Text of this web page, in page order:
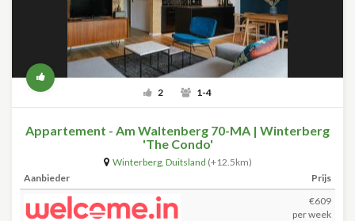
2 1-4
Appartement - Am Waltenberg 70-MA | Winterberg
'The Condo'
Winterberg, Duitsland (+12.5km)
Aanbieder
Prijs
€609
per week